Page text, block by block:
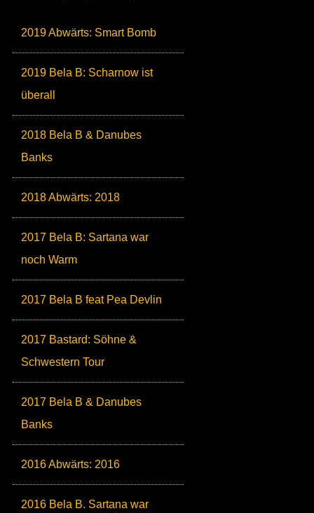
2019 Abwärts: Smart Bomb
2019 Bela B: Scharnow ist
überall
2018 Bela B & Danubes
Banks
2018 Abwärts: 2018
2017 Bela B: Sartana war
noch Warm
2017 Bela B feat Pea Devlin
2017 Bastard: Söhne &
Schwestern Tour
2017 Bela B & Danubes
Banks
2016 Abwärts: 2016
2016 Bela B. Sartana war